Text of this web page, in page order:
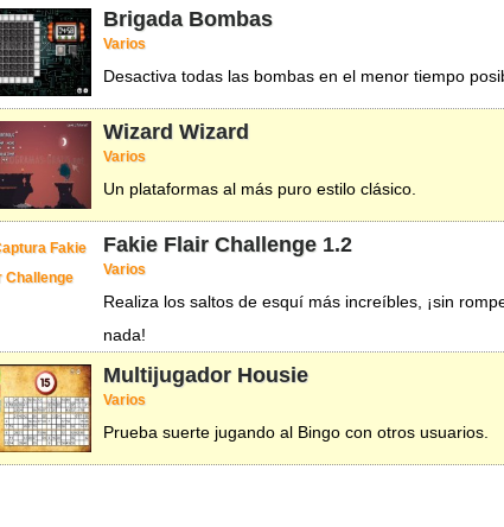
Brigada Bombas
Varios
Desactiva todas las bombas en el menor tiempo
Wizard Wizard
Varios
Un plataformas al más puro estilo clásico.
Fakie Flair Challenge 1.2
Varios
Realiza los saltos de esquí más increíbles, ¡sin
nada!
Multijugador Housie
Varios
Prueba suerte jugando al Bingo con otros usuarios.